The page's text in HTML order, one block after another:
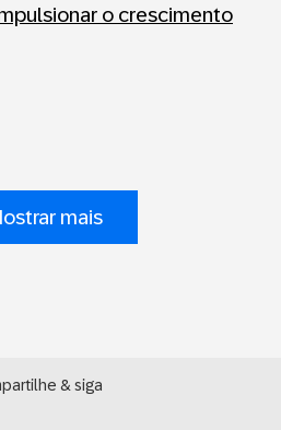
o crescimento
mais
& siga